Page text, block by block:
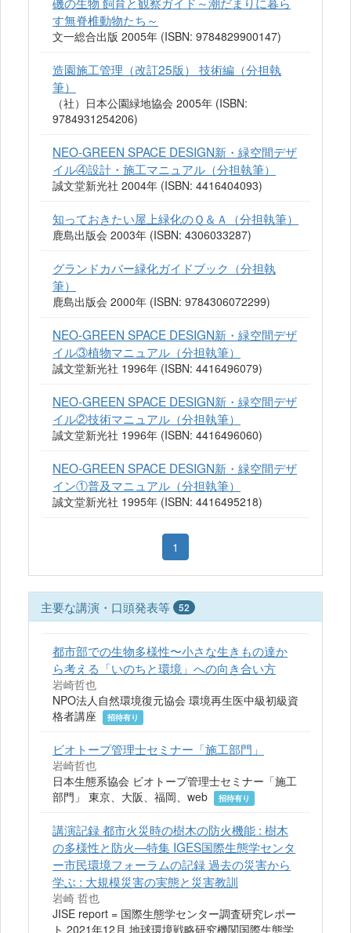
す無脊椎動物たち～
文一総合出版 2005年 (ISBN: 9784829900147)
造園施工管理（改訂25版） 技術編（分担執
筆）
（社）日本公園緑地協会 2005年 (ISBN:
9784931254206)
NEO-GREEN SPACE DESIGN新・緑空間デザ
イル④設計・施工マニュアル（分担執筆）
誠文堂新光社 2004年 (ISBN: 4416404093)
知っておきたい屋上緑化のＱ＆Ａ（分担執筆）
鹿島出版会 2003年 (ISBN: 4306033287)
グランドカバー緑化ガイドブック（分担執
筆）
鹿島出版会 2000年 (ISBN: 9784306072299)
NEO-GREEN SPACE DESIGN新・緑空間デザ
イル③植物マニュアル（分担執筆）
誠文堂新光社 1996年 (ISBN: 4416496079)
NEO-GREEN SPACE DESIGN新・緑空間デザ
イル②技術マニュアル（分担執筆）
誠文堂新光社 1996年 (ISBN: 4416496060)
NEO-GREEN SPACE DESIGN新・緑空間デザ
イン①普及マニュアル（分担執筆）
誠文堂新光社 1995年 (ISBN: 4416495218)
1
主要な講演・口頭発表等 52
都市部での生物多様性〜小さな生きもの達か
ら考える「いのちと環境」への向き合い方
岩崎哲也
NPO法人自然環境復元協会 環境再生医中級初級資
格者講座
招待有り
ビオトープ管理士セミナー「施工部門」
岩崎哲也
日本生態系協会 ビオトープ管理士セミナー「施工
部門」 東京、大阪、福岡、web
招待有り
講演記録 都市火災時の樹木の防火機能 : 樹木
の多様性と防火—特集 IGES国際生態学センタ
ー市民環境フォーラムの記録 過去の災害から
学ぶ : 大規模災害の実態と災害教訓
岩崎 哲也
JISE report = 国際生態学センター調査研究レポー
ト 2021年12月 地球環境戦略研究機関国際生態学